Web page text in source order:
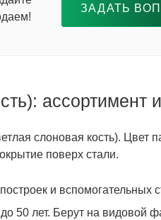
ЗАДАТЬ
ассортимент
слоновая кость). Цвет
поверх стали.
и вспомогательных
50 лет. Берут на видовой